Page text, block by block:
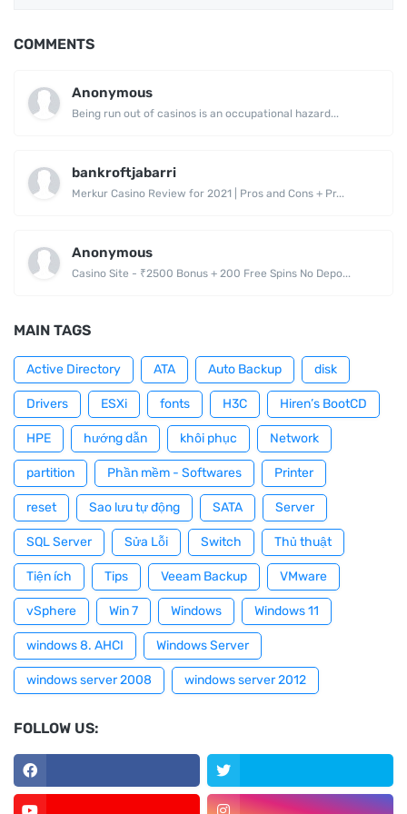
COMMENTS
Anonymous
Being run out of casinos is an occupational hazard...
bankroftjabarri
Merkur Casino Review for 2021 | Pros and Cons + Pr...
Anonymous
Casino Site - ₹2500 Bonus + 200 Free Spins No Depo...
MAIN TAGS
Active Directory ATA Auto Backup disk
Drivers ESXi fonts H3C Hiren’s BootCD
HPE hướng dẫn khôi phục Network
partition Phần mềm - Softwares Printer
reset Sao lưu tự động SATA Server
SQL Server Sửa Lỗi Switch Thủ thuật
Tiện ích Tips Veeam Backup VMware
vSphere Win 7 Windows Windows 11
windows 8. AHCI Windows Server
windows server 2008 windows server 2012
FOLLOW US: